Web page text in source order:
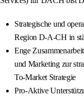
Strategische und
Region D-A-CH in
Enge
und Marketing zur
To-Market Strategie
Pro-Aktive